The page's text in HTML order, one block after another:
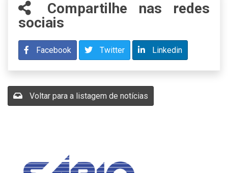
Compartilhe nas redes
sociais
Facebook Twitter Linkedin
Voltar para a listagem de notícias